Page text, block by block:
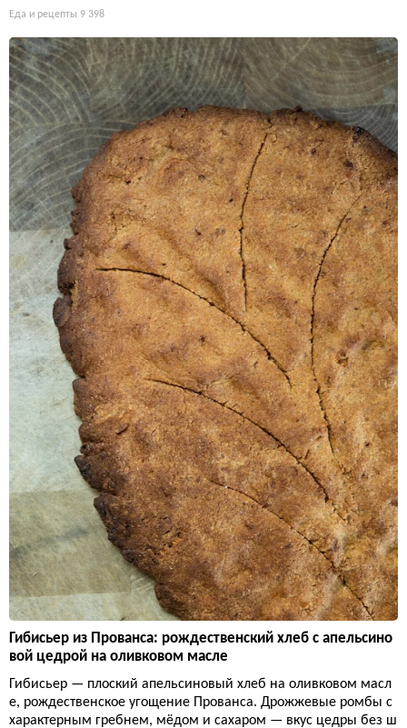
Еда и рецепты 9 398
Гибисьер из Прованса: рождественский хлеб с апельсино
вой цедрой на оливковом масле
Гибисьер — плоский апельсиновый хлеб на оливковом масл
е, рождественское угощение Прованса. Дрожжевые ромбы с
характерным гребнем, мёдом и сахаром — вкус цедры без ш